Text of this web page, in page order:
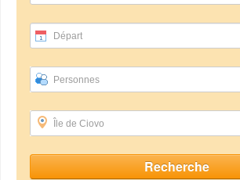
Départ
Personnes
Île de Ciovo